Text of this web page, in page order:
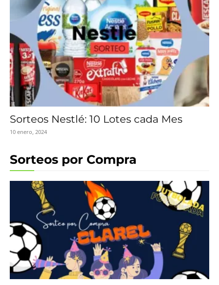
Sorteos Nestlé: 10 Lotes cada Mes
10 enero, 2024
Sorteos por Compra